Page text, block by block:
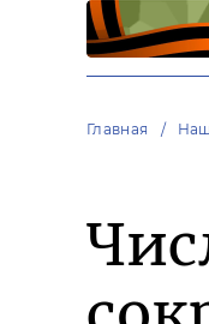
Главная